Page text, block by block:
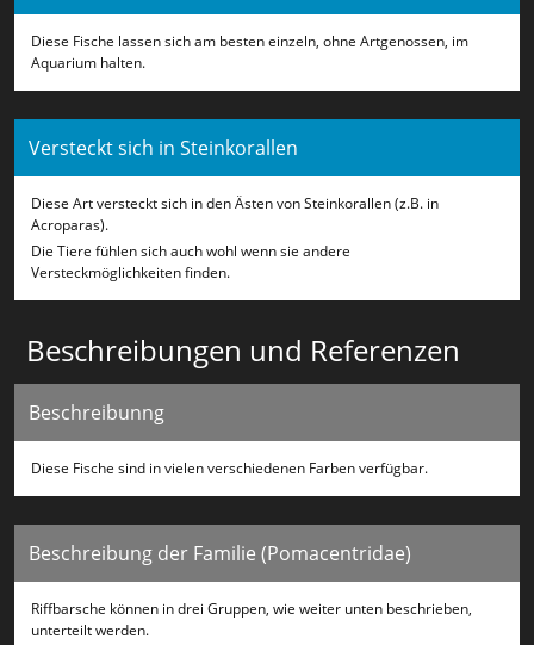
Diese Fische lassen sich am besten einzeln, ohne Artgenossen, im
Aquarium halten.
Versteckt sich in Steinkorallen
Diese Art versteckt sich in den Ästen von Steinkorallen (z.B. in
Acroparas).
Die Tiere fühlen sich auch wohl wenn sie andere
Versteckmöglichkeiten finden.
Beschreibungen und Referenzen
Beschreibunng
Diese Fische sind in vielen verschiedenen Farben verfügbar.
Beschreibung der Familie (Pomacentridae)
Riffbarsche können in drei Gruppen, wie weiter unten beschrieben,
unterteilt werden.